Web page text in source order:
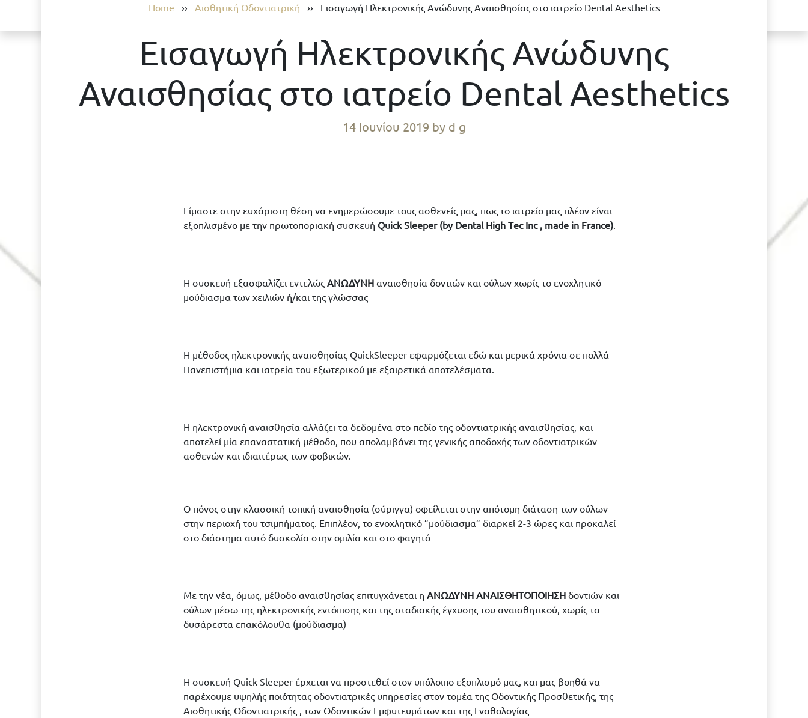
Home ›› Αισθητική Οδοντιατρική ›› Εισαγωγή Ηλεκτρονικής Ανώδυνης Αναισθησίας στο ιατρείο Dental Aesthetics
Εισαγωγή Ηλεκτρονικής Ανώδυνης
Αναισθησίας στο ιατρείο Dental Aesthetics
14 Ιουνίου 2019 by d g
Είμαστε στην ευχάριστη θέση να ενημερώσουμε τους ασθενείς μας, πως το ιατρείο μας πλέον είναι
εξοπλισμένο με την πρωτοποριακή συσκευή Quick Sleeper (by Dental Ηigh Τec Inc , made in France)
Η συσκευή εξασφαλίζει εντελώς ΑΝΩΔΥΝΗ αναισθησία δοντιών και ούλων χωρίς το ενοχλητικό
μούδιασμα των χειλιών ή/και της γλώσσας
Η μέθοδος ηλεκτρονικής αναισθησίας QuickSleeper εφαρμόζεται εδώ και μερικά χρόνια σε πολλά
Πανεπιστήμια και ιατρεία του εξωτερικού με εξαιρετικά αποτελέσματα.
Η ηλεκτρονική αναισθησία αλλάζει τα δεδομένα στο πεδίο της οδοντιατρικής αναισθησίας, και
αποτελεί μία επαναστατική μέθοδο, που απολαμβάνει της γενικής αποδοχής των οδοντιατρικών
ασθενών και ιδιαιτέρως των φοβικών.
Ο πόνος στην κλασσική τοπική αναισθησία (σύριγγα) οφείλεται στην απότομη διάταση των ούλων
στην περιοχή του τσιμπήματος. Επιπλέον, το ενοχλητικό ”μούδιασμα” διαρκεί 2-3 ώρες και προκαλεί
στο διάστημα αυτό δυσκολία στην ομιλία και στο φαγητό
Με την νέα, όμως, μέθοδο αναισθησίας επιτυγχάνεται η ΑΝΩΔΥΝΗ ΑΝΑΙΣΘΗΤΟΠΟΙΗΣΗ δοντιών και
ούλων μέσω της ηλεκτρονικής εντόπισης και της σταδιακής έγχυσης του αναισθητικού, χωρίς τα
δυσάρεστα επακόλουθα (μούδιασμα)
Η συσκευή Quick Sleeper έρχεται να προστεθεί στον υπόλοιπο εξοπλισμό μας, και μας βοηθά να
παρέχουμε υψηλής ποιότητας οδοντιατρικές υπηρεσίες στον τομέα της Οδοντικής Προσθετικής, της
Αισθητικής Οδοντιατρικής , των Οδοντικών Εμφυτευμάτων και της Γναθολογίας